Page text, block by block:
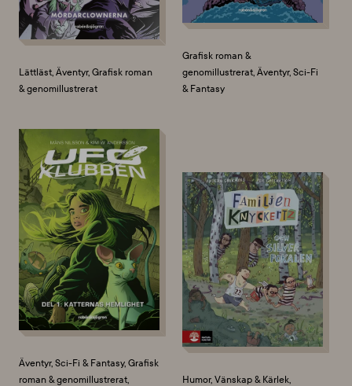
Lättläst, Äventyr, Grafisk roman
& genomillustrerat
Grafisk roman &
genomillustrerat, Äventyr, Sci-Fi
& Fantasy
Äventyr, Sci-Fi & Fantasy, Grafisk
roman & genomillustrerat,
Humor, Vänskap & Kärlek,